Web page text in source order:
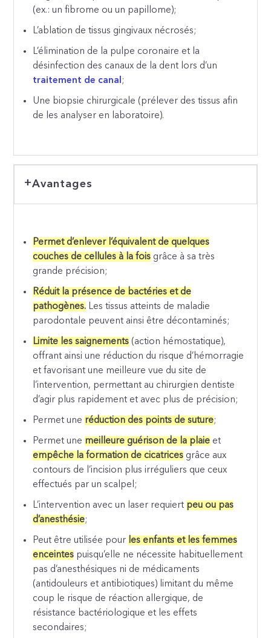
(ex.: un fibrome ou un papillome);
L’ablation de tissus gingivaux nécrosés;
L’élimination de la pulpe coronaire et la
désinfection des canaux de la dent lors d’un
traitement de canal ;
Une biopsie chirurgicale (prélever des tissus afin
de les analyser en laboratoire).
Avantages
Permet d’enlever l’équivalent de quelques
couches de cellules à la fois grâce à sa très
grande précision;
Réduit la présence de bactéries et de
pathogènes. Les tissus atteints de maladie
parodontale peuvent ainsi être décontaminés;
Limite les saignements (action hémostatique),
offrant ainsi une réduction du risque d’hémorragie
et favorisant une meilleure vue du site de
l’intervention, permettant au chirurgien dentiste
d’agir plus rapidement et avec plus de précision;
Permet une réduction des points de suture;
Permet une meilleure guérison de la plaie et
empêche la formation de cicatrices grâce aux
contours de l’incision plus irréguliers que ceux
effectués par un scalpel;
L’intervention avec un laser requiert peu ou pas
d’anesthésie;
Peut être utilisée pour les enfants et les femmes
enceintes puisqu’elle ne nécessite habituellement
pas d’anesthésiques ni de médicaments
(antidouleurs et antibiotiques) limitant du même
coup le risque de réaction allergique, de
résistance bactériologique et les effets
secondaires;